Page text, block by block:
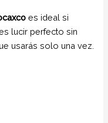
es ideal si
lucir perfecto sin
usarás solo una vez.